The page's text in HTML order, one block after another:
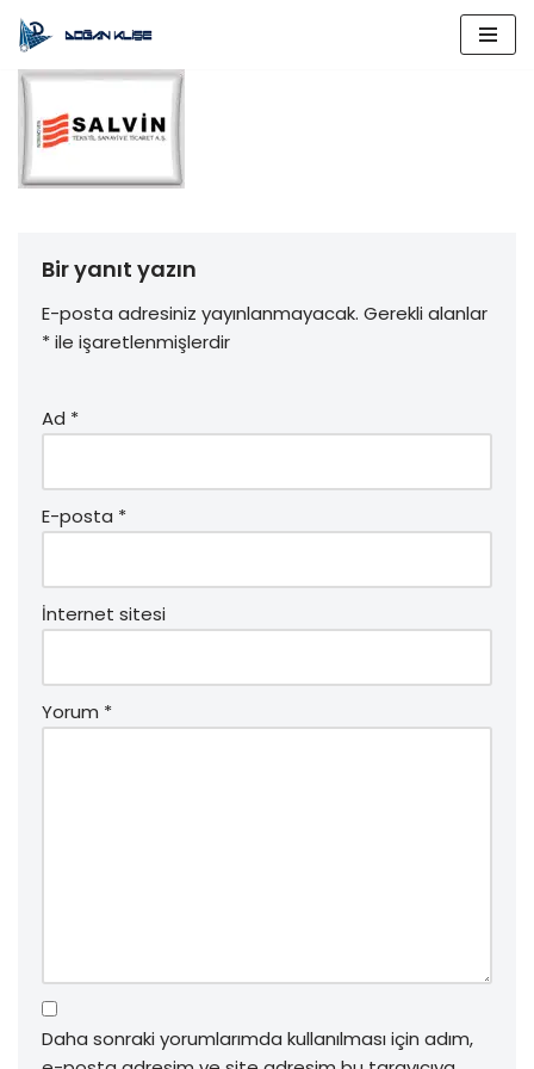
İçeriğe
geç
Bir yanıt yazın
E-posta adresiniz yayınlanmayacak. Gerekli alanlar
*ile işaretlenmişlerdir
Ad *
E-posta *
İnternet sitesi
Yorum *
Daha sonraki yorumlarımda kullanılması için adım,